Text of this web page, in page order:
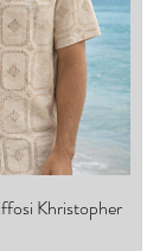
Khristopher